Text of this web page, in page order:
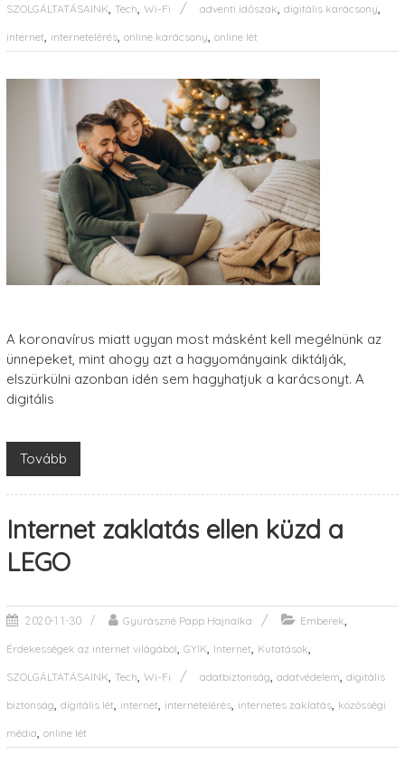
SZOLGÁLTATÁSAINK Tech Wi-Fi adventi időszak digitális karácsony
internet, internetelérés, online karácsony online lét
A koronavírus miatt ugyan most másként kell megélnünk az
ünnepeket, mint ahogy azt a hagyományaink diktálják,
elszürkülni azonban idén sem hagyhatjuk a karácsonyt. A
digitális
Tovább
Internet zaklatás ellen küzd a
LEGO
2020-11-30 Gyurászné Papp Hajnalka Emberek
Érdekességek az internet világából GYIK Internet, Kutatások
SZOLGÁLTATÁSAINK Tech Wi-Fi adatbiztonság adatvédelem digitális
biztonság digitális lét, internet, internetelérés, internetes zaklatás, közösségi
média online lét